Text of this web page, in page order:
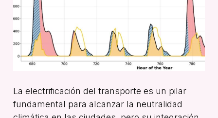
La electrificación del transporte es un pilar
fundamental para alcanzar la neutralidad